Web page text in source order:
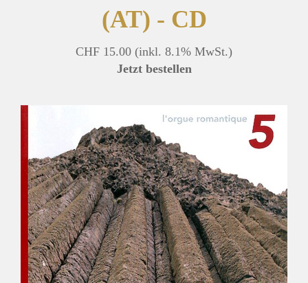
(AT) - CD
CHF 15.00 (inkl. 8.1% MwSt.)
Jetzt bestellen